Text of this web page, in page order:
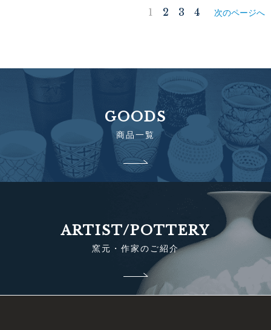
1 2 3 4 次のページへ
GOODS
商品一覧
ARTIST/POTTERY
窯元・作家のご紹介